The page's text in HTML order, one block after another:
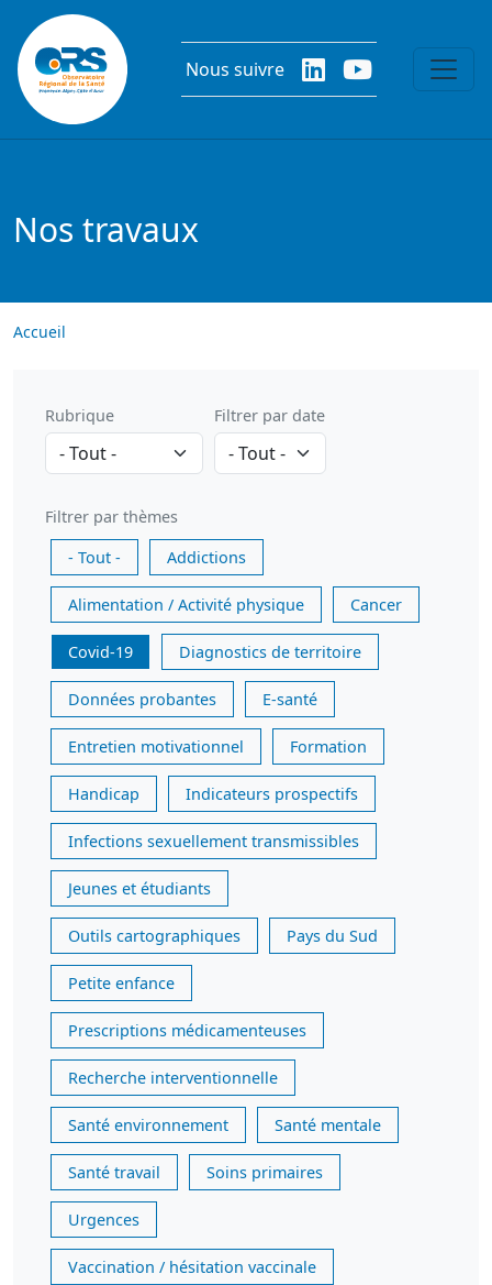
Aller au contenu principal
Nous suivre
Nos travaux
Accueil
Rubrique Filtrer par date
Filtrer par thèmes
- Tout -
Addictions
Alimentation / Activité physique Cancer
Covid-19 Diagnostics de territoire
Données probantes E-santé
Entretien motivationnel Formation
Handicap Indicateurs prospectifs
Infections sexuellement transmissibles
Jeunes et étudiants
Outils cartographiques Pays du Sud
Petite enfance
Prescriptions médicamenteuses
Recherche interventionnelle
Santé environnement Santé mentale
Santé travail Soins primaires
Urgences
Vaccination / hésitation vaccinale